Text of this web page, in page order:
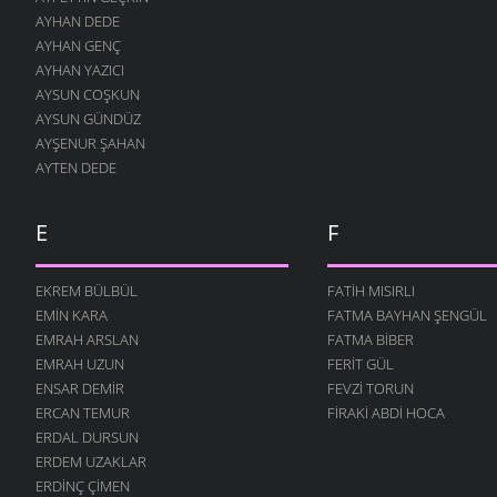
İNSANLIK
24 OCAK 2011
GELSIN -2
19 ARALIK 2010
ÇOCUĞUM
13 ARALIK 2010
UTANSIN
5 ARALIK 2010
GELSIN
30 KASIM 2010
ÖĞRETMEN
22 KASIM 2010
DEĞIL MI?
22 KASIM 2010
AŞKI NEYLEYIM
AYHAN DEDE
AYHAN GENÇ
AYHAN YAZICI
AYSUN COŞKUN
AYSUN GÜNDÜZ
AYŞENUR ŞAHAN
AYTEN DEDE
E
EKREM BÜLBÜL
EMIN KARA
EMRAH ARSLAN
EMRAH UZUN
ENSAR DEMIR
ERCAN TEMUR
ERDAL DURSUN
ERDEM UZAKLAR
ERDINÇ ÇIMEN
F
FATIH MISIRLI
FATMA BAYHAN ŞENGÜL
FATMA BIBER
FERIT GÜL
FEVZI TORUN
FIRAKI ABDI HOCA